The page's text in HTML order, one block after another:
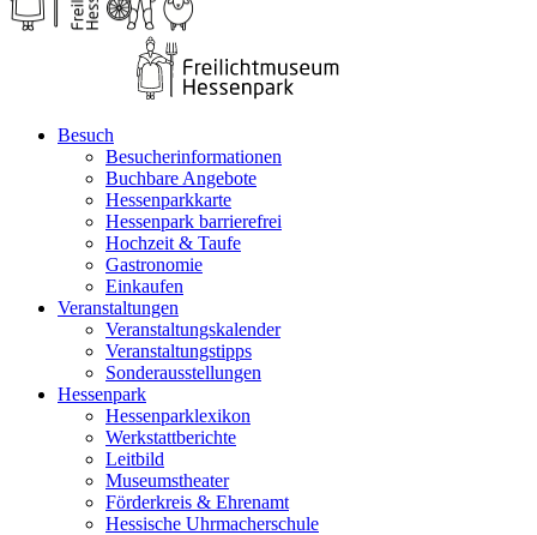
Besuch
Besucherinformationen
Buchbare Angebote
Hessenparkkarte
Hessenpark barrierefrei
Hochzeit & Taufe
Gastronomie
Einkaufen
Veranstaltungen
Veranstaltungskalender
Veranstaltungstipps
Sonderausstellungen
Hessenpark
Hessenparklexikon
Werkstattberichte
Leitbild
Museumstheater
Förderkreis & Ehrenamt
Hessische Uhrmacherschule